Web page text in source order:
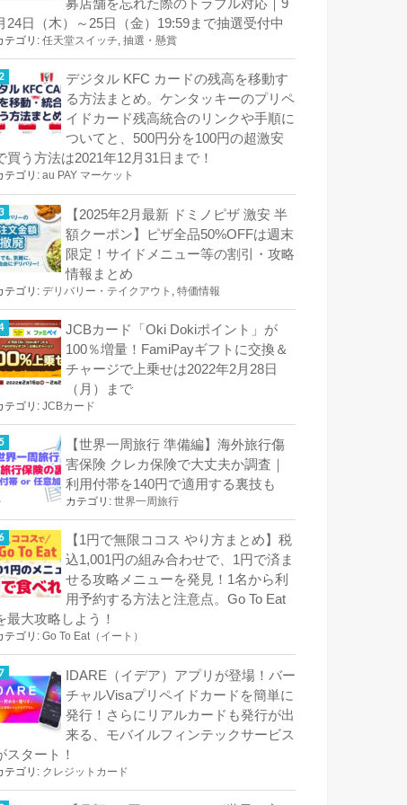
募店舗を忘れた際のトラブル対応｜9
24日（木）～25日（金）19:59まで抽選受付中
テゴリ: 任天堂スイッチ, 抽選・懸賞
デジタル KFC カードの残高を移動す
る方法まとめ。ケンタッキーのプリペ
イドカード残高統合のリンクや手順に
ついてと、500円分を100円の超激安
買う方法は2021年12月31日まで！
テゴリ: au PAY マーケット
【2025年2月最新 ドミノピザ 激安 半
額クーポン】ピザ全品50%OFFは週末
限定！サイドメニュー等の割引・攻略
情報まとめ
テゴリ: デリバリー・テイクアウト 特価情報
JCBカード「Oki Dokiポイント」が
100％増量！FamiPayギフトに交換＆
チャージで上乗せは2022年2月28日
（月）まで
テゴリ: JCBカード
【世界一周旅行 準備編】海外旅行傷
害保険 クレカ保険で大丈夫か調査｜
利用付帯を140円で適用する裏技も
カテゴリ: 世界一周旅行
【1円で無限ココス やり方まとめ】税
込1,001円の組み合わせで、1円で済ま
せる攻略メニューを発見！1名から利
用予約する方法と注意点。Go To Eat
最大攻略しよう！
テゴリ: Go To Eat（イート）
IDARE（イデア）アプリが登場！バー
チャルVisaプリペイドカードを簡単に
発行！さらにリアルカードも発行が出
来る、モバイルフィンテックサービス
スタート！
テゴリ: クレジットカード